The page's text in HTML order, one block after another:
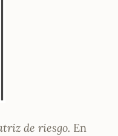
de riesgo. En